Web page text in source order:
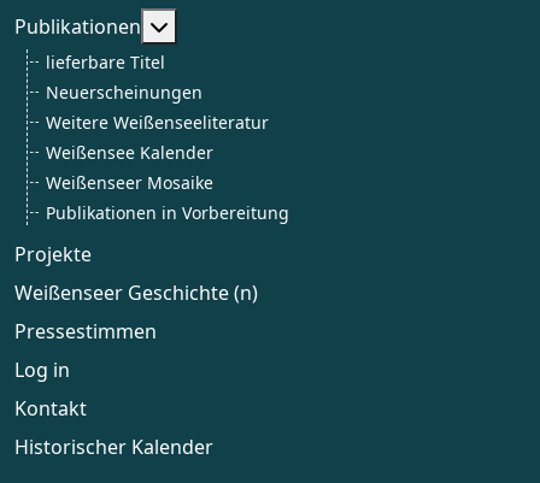
Publikationen
Weitere Informationen: Publikationen
lieferbare Titel
Neuerscheinungen
Weitere Weißenseeliteratur
Weißensee Kalender
Weißenseer Mosaike
Publikationen in Vorbereitung
Projekte
Weißenseer Geschichte (n)
Pressestimmen
Log in
Kontakt
Historischer Kalender